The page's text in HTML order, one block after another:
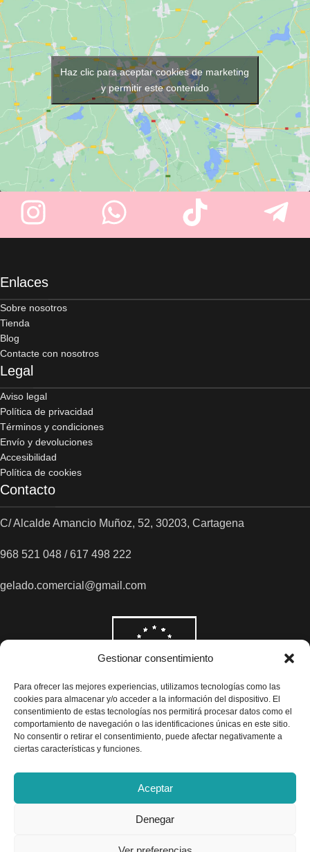
Gestionar consentimiento
Para ofrecer las mejores experiencias, utilizamos tecnologías como las
cookies para almacenar y/o acceder a la información del dispositivo. El
consentimiento de estas tecnologías nos permitirá procesar datos como el
comportamiento de navegación o las identificaciones únicas en este sitio.
No consentir o retirar el consentimiento, puede afectar negativamente a
ciertas características y funciones.
Aceptar
Denegar
mejorar tu experiencia de
afeitado diario.
productos, y permite retirar el
cabello con solo sacudir. Con
cremallera duradera y
disponible en tallas S a XXL.
Haz clic para aceptar cookies de marketing
y permitir este contenido
Enlaces
Sobre nosotros
Tienda
Blog
Contacte con nosotros
Legal
Aviso legal
Política de privacidad
Términos y condiciones
Envío y devoluciones
Accesibilidad
Política de cookies
Contacto
C/ Alcalde Amancio Muñoz, 52, 30203, Cartagena
968 521 048 / 617 498 222
gelado.comercial@gmail.com